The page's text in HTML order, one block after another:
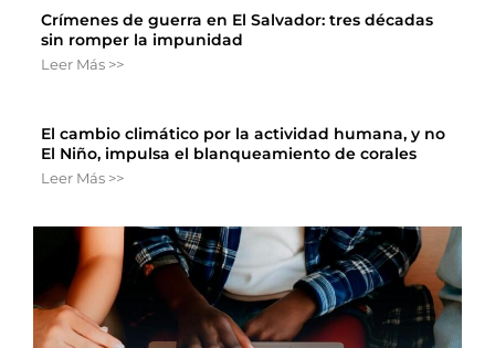
Crímenes de guerra en El Salvador: tres décadas
sin romper la impunidad
Leer Más >>
El cambio climático por la actividad humana, y no
El Niño, impulsa el blanqueamiento de corales
Leer Más >>